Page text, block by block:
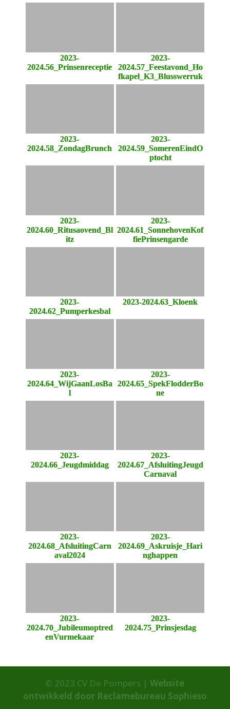
2023-
2024.56_Prinsenreceptie
2023-
2024.57_Feestavond_Ho
fkapel_K3_Blusswerruk
2023-
2024.58_ZondagBrunch
2023-
2024.59_SomerenEindO
ptocht
2023-
2024.60_Ritusaovend_Bl
itz
2023-
2024.61_SonnehovenKof
fiePrinsengarde
2023-
2024.62_Pumperkesbal
2023-2024.63_Kloenk
2023-
2024.64_WijGaanLosBa
l
2023-
2024.65_SpekFlodderBo
ne
2023-
2024.66_Jeugdmiddag
2023-
2024.67_AfsluitingJeugd
Carnaval
2023-
2024.68_AfsluitingCarn
aval2024
2023-
2024.69_Askruisje_Hari
nghappen
2023-
2024.70_Jubileumoptred
enVurmekaar
2023-
2024.75_Prinsjesdag
© 2023 CV De Pompers |Website
ontwikkeld door Reclamebureau Sophieso